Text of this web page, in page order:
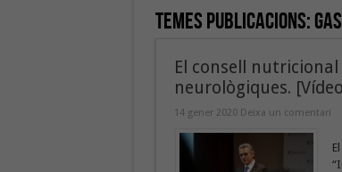
Temes Publicacions:
El consell
neurològiques.
14 gener 2020 Deixa un comentari